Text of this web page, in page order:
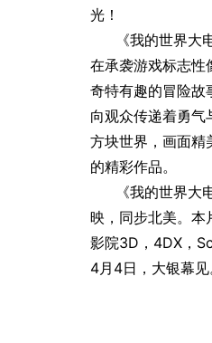
光！
《我的世界
在承袭游戏标志性
奇特有趣的冒险故
向观众传递着勇
方块世界，画面精
的精彩作品。
《我的世界
映，同步北美。
影院3D，4DX，
4月4日，大银幕见